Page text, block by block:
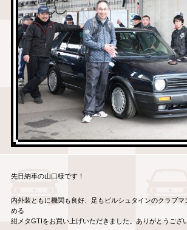
先日納車の山口様です！
内外装ともに機関も良好、足もビルシュタインのクラブマ
める
紺メタGTIをお買い上げいただきました。ありがとうござ